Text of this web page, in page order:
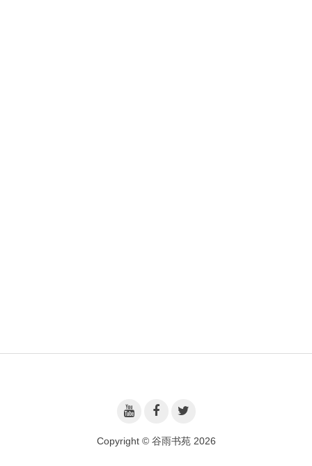
Copyright © 谷雨书苑 2026